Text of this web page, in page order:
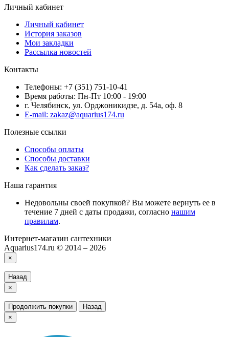
Личный кабинет
Личный кабинет
История заказов
Мои закладки
Рассылка новостей
Контакты
Телефоны: +7 (351) 751-10-41
Время работы: Пн-Пт 10:00 - 19:00
г. Челябинск, ул. Орджоникидзе, д. 54а, оф. 8
E-mail: zakaz@aquarius174.ru
Полезные ссылки
Способы оплаты
Способы доставки
Как сделать заказ?
Наша гарантия
Недовольны своей покупкой? Вы можете вернуть ее в
течение 7 дней с даты продажи, согласно нашим
правилам.
Интернет-магазин сантехники
Aquarius174.ru © 2014 – 2026
×
Назад
×
Продолжить покупки
Назад
×